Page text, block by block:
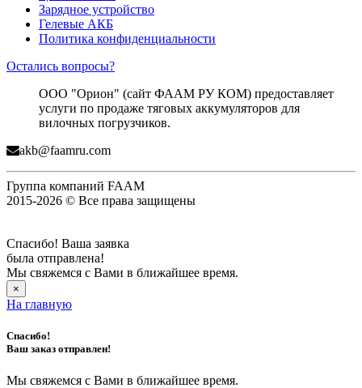
Зарядное устройство
Гелевые АКБ
Политика конфиденциальности
Остались вопросы?
ООО "Орион" (сайт ФААМ РУ КОМ) предоставляет
услуги по продаже тяговых аккумуляторов для
вилочных погрузчиков.
akb@faamru.com
Группа компаний FAAM
2015-2026 © Все права защищены
Спасибо! Ваша заявка
была отправлена!
Мы свяжемся с Вами в ближайшее время.
×
На главную
Спасибо!
Ваш заказ отправлен!
Мы свяжемся с Вами в ближайшее время.